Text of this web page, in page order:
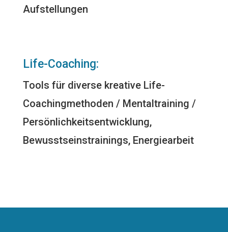
Aufstellungen
Life-Coaching:
Tools für diverse kreative Life-
Coachingmethoden / Mentaltraining /
Persönlichkeitsentwicklung,
Bewusstseinstrainings, Energiearbeit